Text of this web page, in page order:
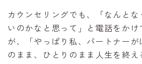
カウンセリングでも、「なんとな
いのかなと思って」と電話をか
が、「やっぱり私、パートナーが
のまま、ひとりのまま人生を終え